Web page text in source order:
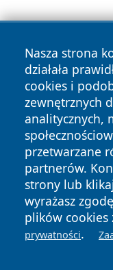
Nasza strona
działała
cookies i
zewnętrznych
analitycznych,
przetwarzane
partnerów.
strony lub
wyrażasz
plików cookies
prywatności.
Copyright © 2026
zastrzeżone.
News Autorzy